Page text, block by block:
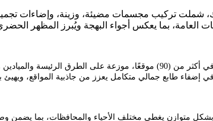
شملت تركيب مجسمات مضيئة، وزينة، وإضاءات